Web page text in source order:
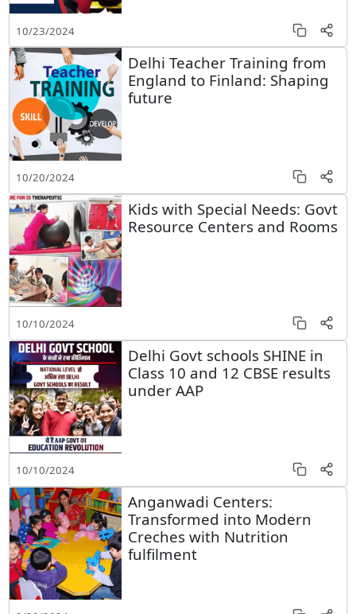
10/23/2024
Delhi Teacher Training from
England to Finland: Shaping
future
10/20/2024
Kids with Special Needs: Govt
Resource Centers and Rooms
10/10/2024
Delhi Govt schools SHINE in
Class 10 and 12 CBSE results
under AAP
10/10/2024
Anganwadi Centers:
Transformed into Modern
Creches with Nutrition
fulfilment